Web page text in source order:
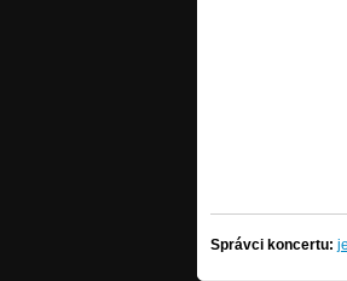
Správci koncertu: